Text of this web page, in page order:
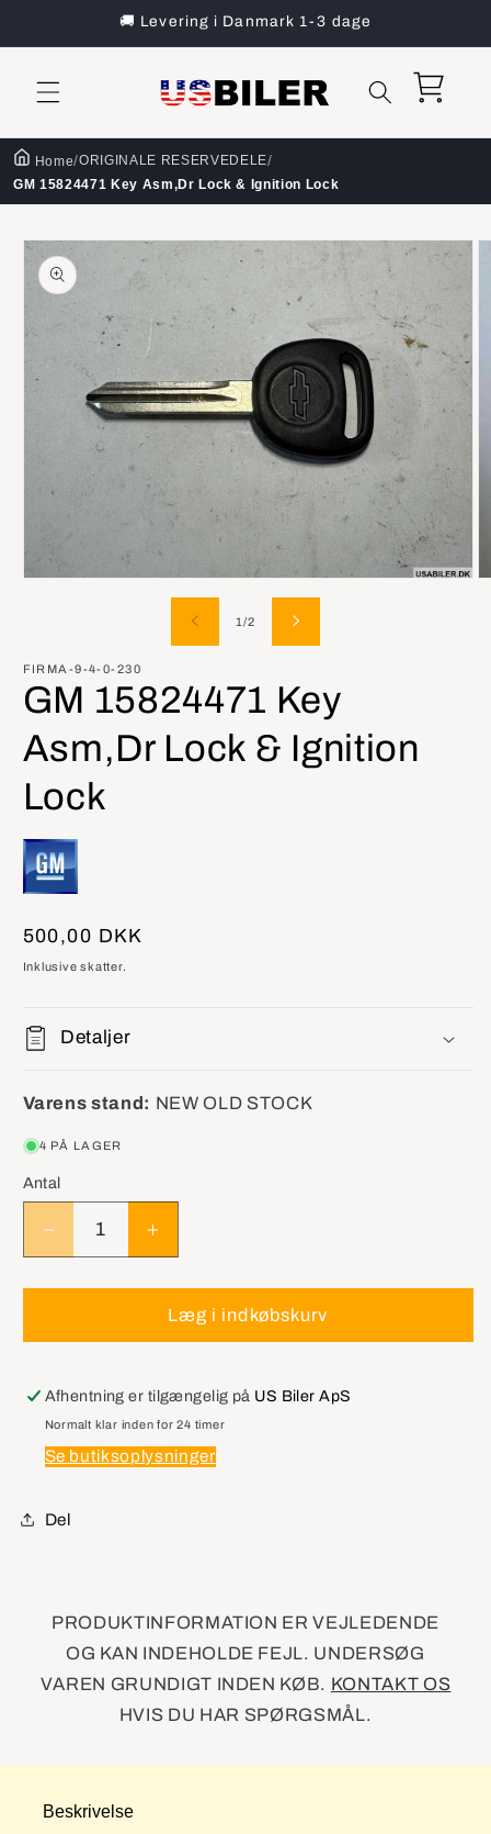
🚚 Levering i Danmark 1-3 dage
Indkøbskurv
Home/ORIGINALE RESERVEDELE/
GM 15824471 Key Asm,Dr Lock & Ignition Lock
til
1/af
2
FIRMA-9-4-0-230
GM 15824471 Key
Asm,Dr Lock & Ignition
Lock
Normalpris
500,00 DKK
Inklusive skatter.
Detaljer
Varens stand: NEW OLD STOCK
4 PÅ LAGER
Antal
Reducer
antallet
for
15824471
Asm,Dr
Lock
&amp;
Ignition
Øg
antallet
for
GM
15824471
Asm,Dr
Lock
&amp;
Ignition
Læg i indkøbskurv
Afhentning er tilgængelig på US Biler ApS
Normalt klar inden for 24 timer
Se butiksoplysninger
Del
PRODUKTINFORMATION ER VEJLEDENDE
OG KAN INDEHOLDE FEJL. UNDERSØG
VAREN GRUNDIGT INDEN KØB. KONTAKT OS
HVIS DU HAR SPØRGSMÅL.
Beskrivelse